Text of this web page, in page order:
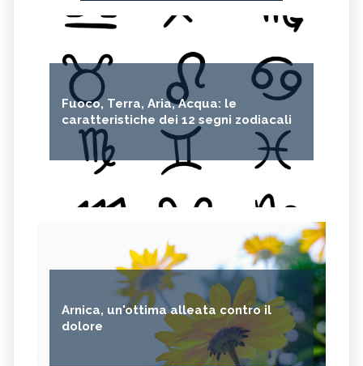
Fuoco, Terra, Aria, Acqua: le
caratteristiche dei 12 segni zodiacali
Arnica, un'ottima alleata contro il
dolore